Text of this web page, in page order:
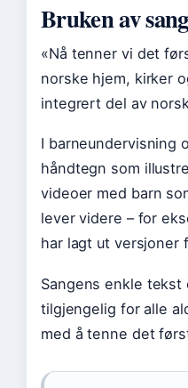
Bruken av
«Nå tenner vi det
norske hjem, kirker
integrert del av
I barneundervisning
håndtegn som
videoer med barn
lever videre – for
har lagt ut versjoner
Sangens enkle
tilgjengelig for alle
med å tenne det